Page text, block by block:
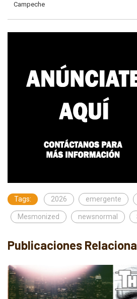
Campeche
Tags: 2026 emergente
Mesmonized newsnormal
Publicaciones